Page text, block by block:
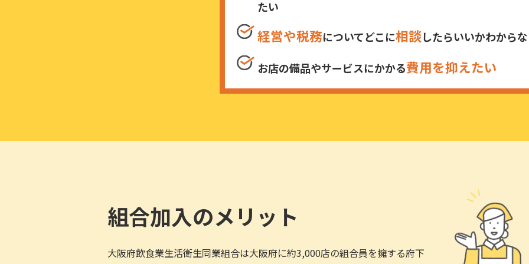
たい
経営や税務についてどこに相談したらいいかわから
お店の備品やサービスにかかる費用を抑えたい
組合加入のメリット
大阪府飲食業生活衛生同業組合は大阪府に約3,000店の組合員を擁する府下